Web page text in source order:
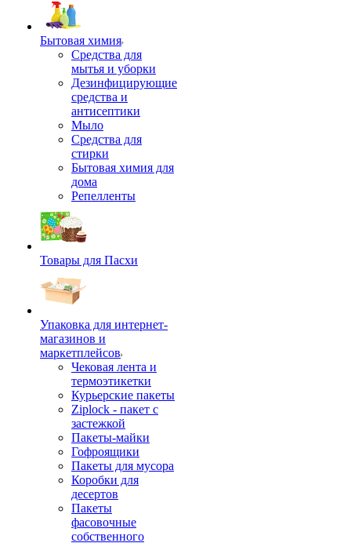
Бытовая химия
Средства для
мытья и уборки
Дезинфицирующие
средства и
антисептики
Мыло
Средства для
стирки
Бытовая химия для
дома
Репелленты
Товары для Пасхи
Упаковка для интернет-
магазинов и
маркетплейсов
Чековая лента и
термоэтикетки
Курьерские пакеты
Ziplock - пакет с
застежкой
Пакеты-майки
Гофроящики
Пакеты для мусора
Коробки для
десертов
Пакеты
фасовочные
собственного